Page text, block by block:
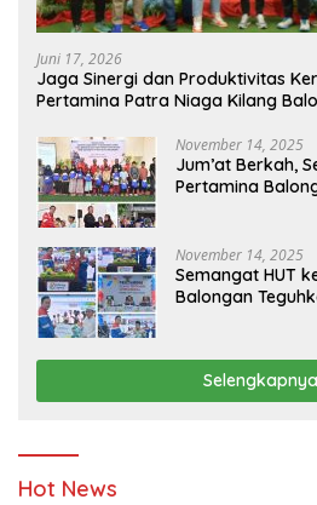
Juni 17, 2026
Jaga Sinergi dan Produktivitas
Pertamina Patra Niaga Kilang
November 14, 2025
Jum’at Berkah,
Pertamina
November 14, 2025
Semangat HUT
Balongan
Pendidikan
Selengkapnya
Hot News